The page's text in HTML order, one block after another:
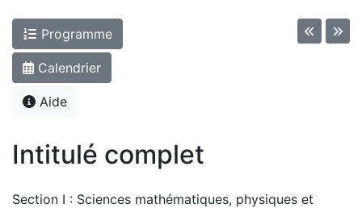
Programme
Calendrier
Aide
Intitulé complet
Section I : Sciences mathématiques, physiques et